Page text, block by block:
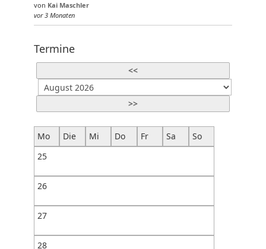
von Kai Maschler
vor 3 Monaten
Termine
<<
>>
Mo Die Mi Do Fr Sa
So
25
26
27
28